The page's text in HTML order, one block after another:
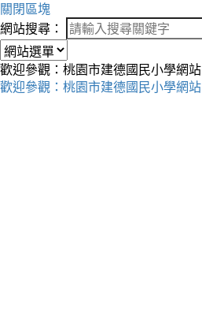
關閉區塊
網站搜尋：
歡迎參觀：桃園市建德國民小學網站
歡迎參觀：桃園市建德國民小學網站